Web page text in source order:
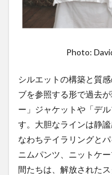
Photo:
シルエットの構築と質
ブを参照する形で過去
ー」ジャケットや「デ
す。大胆なラインは静
なわちテイラリングと
ニムパンツ、ニットケ
間たちは、解放された